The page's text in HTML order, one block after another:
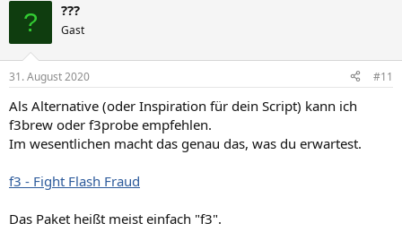
? ???
Gast
31. August 2020 #11
Als Alternative (oder Inspiration für dein Script) kann ich
f3brew oder f3probe empfehlen.
Im wesentlichen macht das genau das, was du erwartest.
f3 - Fight Flash Fraud
Das Paket heißt meist einfach "f3".